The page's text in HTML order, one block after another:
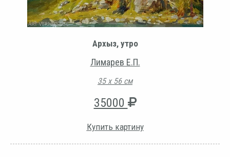
Архыз, утро
Лимарев Е.П.
35 х 56 см
35000
Купить картину